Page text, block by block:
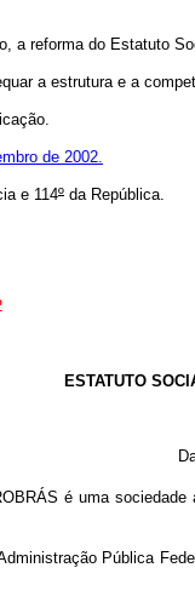
a reforma do Estatuto
a estrutura e a
de 2002.
e 114º da República.
ESTATUTO
é uma sociedade
Pública